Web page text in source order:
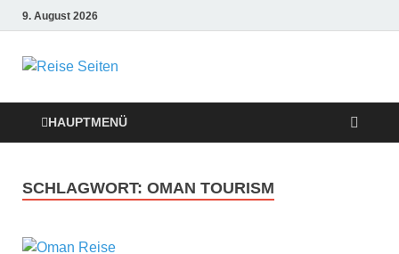
9. August 2026
Die besten
Reise-Webseiten
für Ihre perfekte
Reiseplanung
HAUPTMENÜ
SCHLAGWORT: OMAN TOURISM